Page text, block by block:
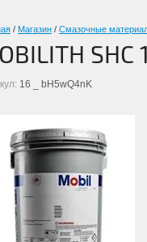
/ Магазин / Смазочные
SHC
16 _ bH5wQ4nK